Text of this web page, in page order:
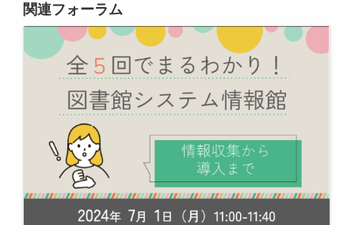
関連フォーラム